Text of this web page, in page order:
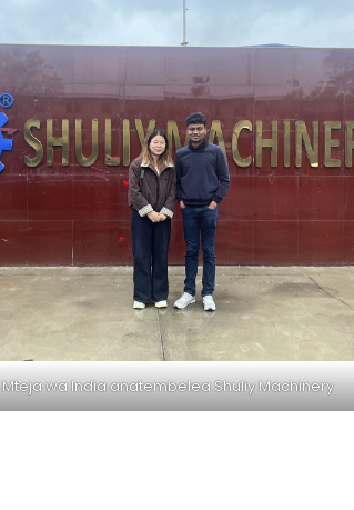
Mteja wa India anatembelea Shuliy Machinery